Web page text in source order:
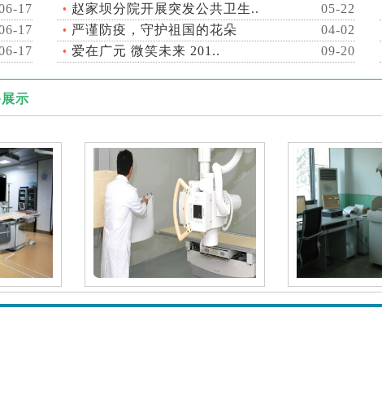
17
17
17
赵家坝分院开展突发公共卫生..
05-22
严谨防疫，守护祖国的花朵
04-02
爱在广元 微笑未来 201..
09-20
示